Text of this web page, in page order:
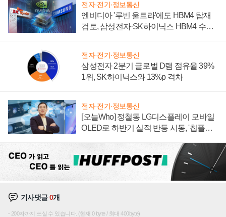
전자·전기·정보통신
엔비디아 '루빈 울트라'에도 HBM4 탑재
검토, 삼성전자·SK하이닉스 HBM4 수율
전자·전기·정보통신
삼성전자 2분기 글로벌 D램 점유율 39%
1위, SK하이닉스와 13%p 격차
전자·전기·정보통신
[오늘Who] 정철동 LG디스플레이 모바일
OLED로 하반기 실적 반등 시동, '칩플레
기사댓글0개
200자까지 쓰실 수 있습니다. (현재 0 byte / 최대 400byte)